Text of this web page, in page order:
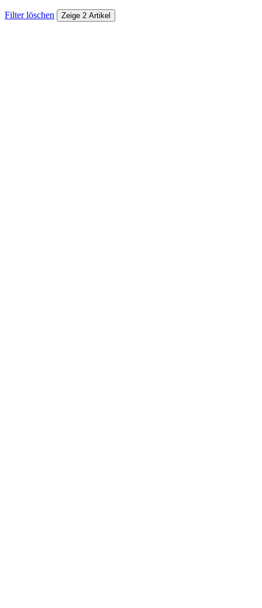
Filter löschen Zeige 2 Artikel